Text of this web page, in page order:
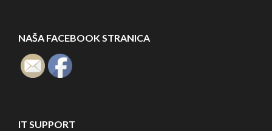
NAŠA FACEBOOK STRANICA
IT SUPPORT